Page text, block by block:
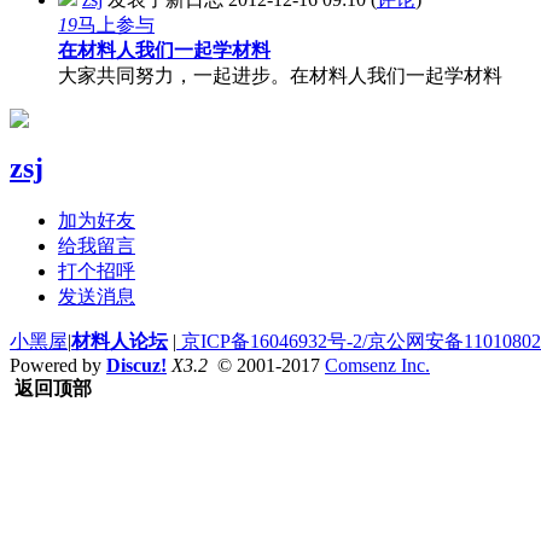
19马上参与
在材料人我们一起学材料
大家共同努力，一起进步。在材料人我们一起学材料
zsj
加为好友
给我留言
打个招呼
发送消息
小黑屋|材料人论坛 | 京ICP备16046932号-2/京公网安备
Powered by Discuz! X3.2 © 2001-2017 Comsenz Inc.
返回顶部